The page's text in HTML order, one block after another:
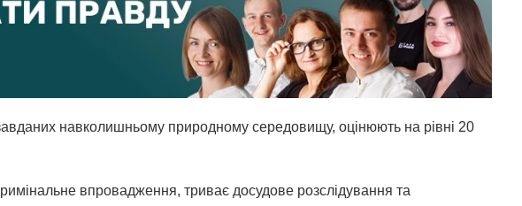
навколишньому природному середовищу, оцінюють на рівні 20
впровадження, триває досудове розслідування та